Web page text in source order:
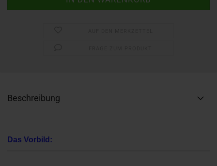
Beschreibung
Das Vorbild: